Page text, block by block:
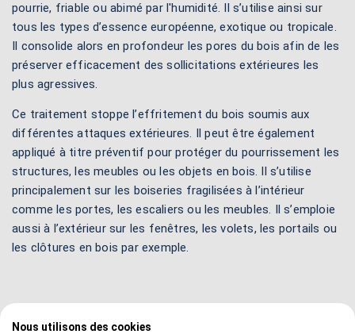
pourrie, friable ou abimé par l'humidité. Il s’utilise ainsi sur
tous les types d’essence européenne, exotique ou tropicale.
Il consolide alors en profondeur les pores du bois afin de les
préserver efficacement des sollicitations extérieures les
plus agressives.
Ce traitement stoppe l’effritement du bois soumis aux
différentes attaques extérieures. Il peut être également
appliqué à titre préventif pour protéger du pourrissement les
structures, les meubles ou les objets en bois. Il s’utilise
principalement sur les boiseries fragilisées à l’intérieur
comme les portes, les escaliers ou les meubles. Il s’emploie
aussi à l’extérieur sur les fenêtres, les volets, les portails ou
les clôtures en bois par exemple.
Nous utilisons des cookies